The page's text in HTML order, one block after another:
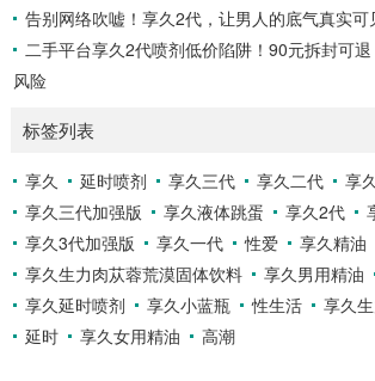
告别网络吹嘘！享久2代，让男人的底气真实可
二手平台享久2代喷剂低价陷阱！90元拆封可
风险
标签列表
享久 延时喷剂 享久三代 享久二代
享
享久三代加强版
享久液体跳蛋 享久2代
享久3代加强版
享久一代 性爱
享久精油
享久生力肉苁蓉荒漠固体饮料
享久男用精油
享久延时喷剂
享久小蓝瓶 性生活 享久
延时
享久女用精油 高潮